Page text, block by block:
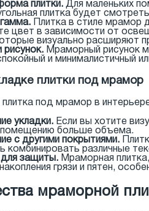
плитки. Для маленьких
плитка будет
Плитка в стиле мрамор
цвет в зависимости от
визуально расширяют
рисунок. Мраморный рисунок
и минималистичный
плитки под мрамор
под мрамор в
укладки. Если вы хотите
помещению больше объема.
с другими покрытиями.
комбинировать различные
для защиты. Мраморная
грязи и пятен,
мраморной